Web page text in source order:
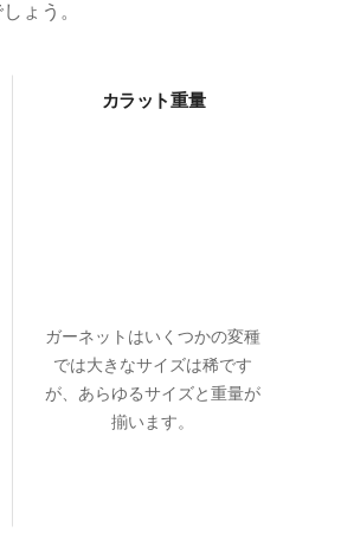
ょう。
カラット重量
ガーネットはいくつかの変種
では大きなサイズは稀です
が、あらゆるサイズと重量が
揃います。